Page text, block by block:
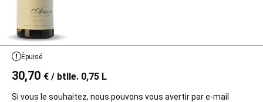
Épuisé
30,70 € / btlle. 0,75 L
Si vous le souhaitez, nous pouvons vous avertir par e-mail